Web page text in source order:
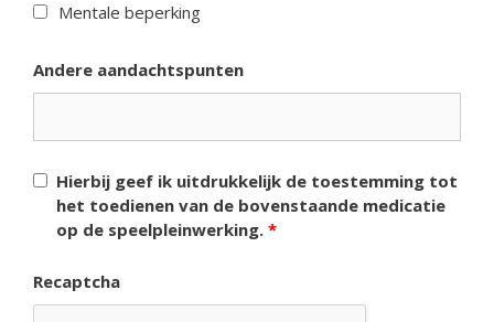
Mentale beperking
Andere aandachtspunten
Hierbij geef ik uitdrukkelijk de toestemming tot
het toedienen van de bovenstaande medicatie
op de speelpleinwerking. *
Recaptcha